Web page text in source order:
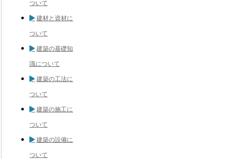
ついて
建材と資材に
ついて
建築の基礎知
識について
建築の工法に
ついて
建築の施工に
ついて
建築の設備に
ついて